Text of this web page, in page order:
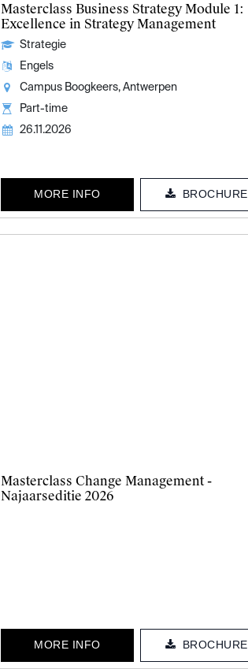
Masterclass Business Strategy Module 1:
Excellence in Strategy Management
Strategie
Engels
Campus Boogkeers, Antwerpen
Part-time
26.11.2026
MORE INFO BROCHURE
Masterclass Change Management -
Najaarseditie 2026
MORE INFO BROCHURE